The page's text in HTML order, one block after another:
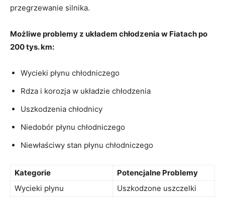
przegrzewanie silnika.
Możliwe ⁤problemy ​z układem chłodzenia w Fiatach po
200⁣ tys. ​km:
Wycieki ⁢płynu⁣ chłodniczego
Rdza⁣ i korozja w układzie chłodzenia
Uszkodzenia chłodnicy
Niedobór płynu chłodniczego
Niewłaściwy stan płynu chłodniczego
Kategorie
Potencjalne‌ Problemy
Wycieki⁣ płynu
Uszkodzone uszczelki